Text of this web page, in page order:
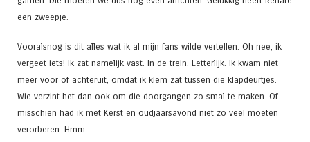
een zweepje.
Vooralsnog is dit alles wat ik al mijn fans wilde vertellen. Oh nee, ik
vergeet iets! Ik zat namelijk vast. In de trein. Letterlijk. Ik kwam niet
meer voor of achteruit, omdat ik klem zat tussen die klapdeurtjes.
Wie verzint het dan ook om die doorgangen zo smal te maken. Of
misschien had ik met Kerst en oudjaarsavond niet zo veel moeten
verorberen. Hmm…